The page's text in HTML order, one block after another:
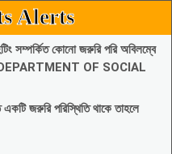
Alerts
সম্পর্কিত কোনো জরুরি পরি অবিলম্বে
(DEPARTMENT OF SOCIAL
একটি জরুরি পরিস্থিতি থাকে তাহলে